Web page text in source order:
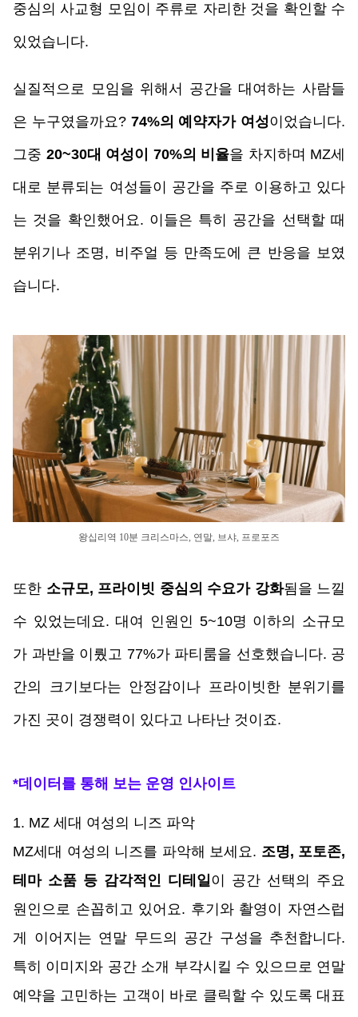
중심의 사교형 모임이 주류로 자리한 것을 확인할 수
있었습니다.
실질적으로 모임을 위해서 공간을 대여하는 사람들
은 누구였을까요? 74%의 예약자가 여성이었습니다.
그중 20~30대 여성이 70%의 비율을 차지하며 MZ세
대로 분류되는 여성들이 공간을 주로 이용하고 있다
는 것을 확인했어요. 이들은 특히 공간을 선택할 때
분위기나 조명, 비주얼 등 만족도에 큰 반응을 보였
습니다.
왕십리역 10분 크리스마스, 연말, 브샤, 프로포즈
또한 소규모, 프라이빗 중심의 수요가 강화됨을 느낄
수 있었는데요. 대여 인원인 5~10명 이하의 소규모
가 과반을 이뤘고 77%가 파티룸을 선호했습니다. 공
간의 크기보다는 안정감이나 프라이빗한 분위기를
가진 곳이 경쟁력이 있다고 나타난 것이죠.
*데이터를 통해 보는 운영 인사이트
1. MZ 세대 여성의 니즈 파악
MZ세대 여성의 니즈를 파악해 보세요. 조명, 포토존,
테마 소품 등 감각적인 디테일이 공간 선택의 주요
원인으로 손꼽히고 있어요. 후기와 촬영이 자연스럽
게 이어지는 연말 무드의 공간 구성을 추천합니다.
특히 이미지와 공간 소개 부각시킬 수 있으므로 연말
예약을 고민하는 고객이 바로 클릭할 수 있도록 대표